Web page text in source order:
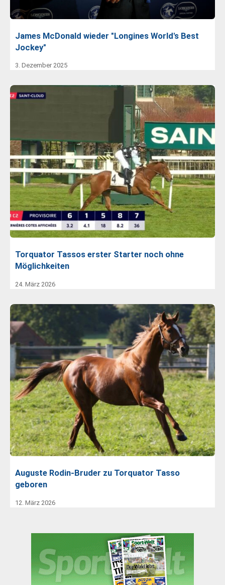
James McDonald wieder "Longines World's Best
Jockey"
3. Dezember 2025
Torquator Tassos erster Starter noch ohne
Möglichkeiten
24. März 2026
Auguste Rodin-Bruder zu Torquator Tasso
geboren
12. März 2026